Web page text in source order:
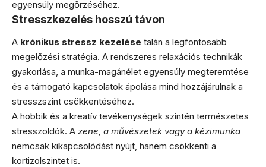
egyensúly megőrzéséhez.
Stresszkezelés hosszú távon
A krónikus stressz kezelése talán a legfontosabb
megelőzési stratégia. A rendszeres relaxációs technikák
gyakorlása, a munka-magánélet egyensúly megteremtése
és a támogató kapcsolatok ápolása mind hozzájárulnak a
stresszszint csökkentéséhez.
A hobbik és a kreatív tevékenységek szintén természetes
stresszoldók. A zene, a művészetek vagy a kézimunka
nemcsak kikapcsolódást nyújt, hanem csökkenti a
kortizolszintet is.